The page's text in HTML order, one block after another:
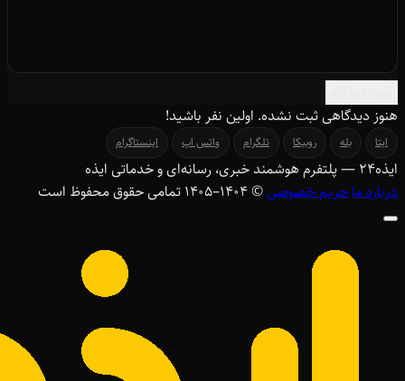
هنوز دیدگاهی ثبت نشده. اولین نفر باشید!
ایتا بله روبیکا تلگرام واتس اپ اینستاگرام
ایذه۲۴ — پلتفرم هوشمند خبری، رسانه‌ای و خدماتی ایذه
درباره ماحریم خصوصی© ۱۴۰۴–1405 تمامی حقوق محفوظ است